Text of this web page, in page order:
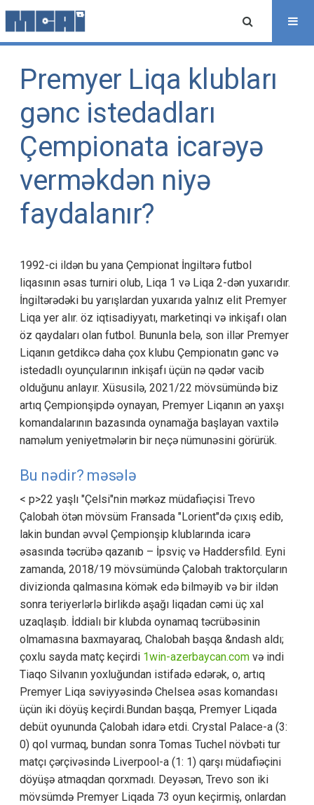
Premyer Liqa klubları
gənc istedadları
Çempionata icarəyə
verməkdən niyə
faydalanır?
1992-ci ildən bu yana Çempionat İngiltərə futbol
liqasının əsas turniri olub, Liqa 1 və Liqa 2-dən yuxarıdır.
İngiltərədəki bu yarışlardan yuxarıda yalnız elit Premyer
Liqa yer alır. öz iqtisadiyyatı, marketinqi və inkişafı olan
öz qaydaları olan futbol. Bununla belə, son illər Premyer
Liqanın getdikcə daha çox klubu Çempionatın gənc və
istedadlı oyunçularının inkişafı üçün nə qədər vacib
olduğunu anlayır. Xüsusilə, 2021/22 mövsümündə biz
artıq Çempionşipdə oynayan, Premyer Liqanın ən yaxşı
komandalarının bazasında oynamağa başlayan vaxtilə
naməlum yeniyetmələrin bir neçə nümunəsini görürük.
Bu nədir? məsələ
< p>22 yaşlı "Çelsi"nin mərkəz müdafiəçisi Trevo
Çalobah ötən mövsüm Fransada "Lorient"də çıxış edib,
lakin bundan əvvəl Çempionşip klublarında icarə
əsasında təcrübə qazanıb – İpsviç və Haddersfild. Eyni
zamanda, 2018/19 mövsümündə Çalobah traktorçuların
divizionda qalmasına kömək edə bilməyib və bir ildən
sonra teriyerlərlə birlikdə aşağı liqadan cəmi üç xal
uzaqlaşıb. İddialı bir klubda oynamaq təcrübəsinin
olmamasına baxmayaraq, Chalobah başqa &ndash aldı;
çoxlu sayda matç keçirdi 1win-azerbaycan.com və indi
Tiaqo Silvanın yoxluğundan istifadə edərək, o, artıq
Premyer Liqa səviyyəsində Chelsea əsas komandası
üçün iki döyüş keçirdi.Bundan başqa, Premyer Liqada
debüt oyununda Çalobah idarə etdi. Crystal Palace-a (3:
0) qol vurmaq, bundan sonra Tomas Tuchel növbəti tur
matçı çərçivəsində Liverpool-a (1: 1) qarşı müdafiəçini
döyüşə atmaqdan qorxmadı. Deyəsən, Trevo son iki
mövsümdə Premyer Liqada 73 oyun keçirmiş, onlardan